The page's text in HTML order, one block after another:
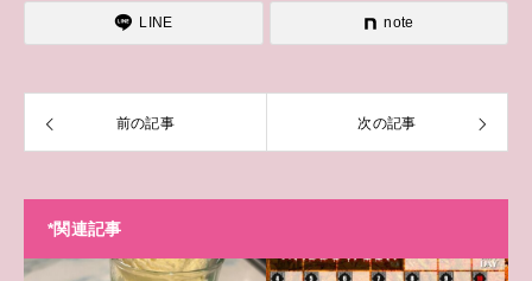
LINE note
前の記事 次の記事
*関連記事